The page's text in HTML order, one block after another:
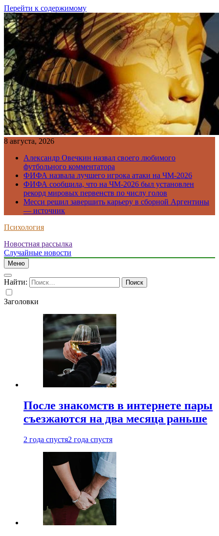
Перейти к содержимому
8 августа, 2026
Александр Овечкин назвал своего любимого
футбольного комментатора
ФИФА назвала лучшего игрока атаки на ЧМ-2026
ФИФА сообщила, что на ЧМ-2026 был установлен
рекорд мировых первенств по числу голов
Месси решил завершить карьеру в сборной Аргентины
— источник
Психология
Новостная рассылка
Случайные новости
Меню
Найти:
Заголовки
После знакомств в интернете пары
съезжаются на два месяца раньше
2 года спустя2 года спустя